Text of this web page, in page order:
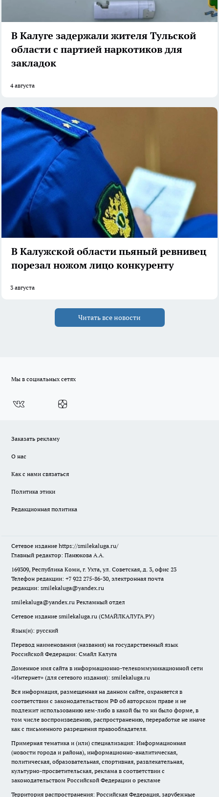
В Калуге задержали жителя Тульской
области с партией наркотиков для
закладок
4 августа
В Калужской области пьяный ревнивец
порезал ножом лицо конкуренту
3 августа
Читать все новости
Мы в социальных сетях
Заказать рекламу
О нас
Как с нами связаться
Политика этики
Редакционная политика
Сетевое издание https://smilekaluga.ru/
Главный редактор: Панюкова А.А.
169309, Республика Коми, г. Ухта, ул. Советская, д. 3, офис 23
Телефон редакции: +7 922 275-86-30, электронная почта
редакции: smilekaluga@yandex.ru
smilekaluga@yandex.ru Рекламный отдел
Сетевое издание smilekaluga.ru (СМАЙЛКАЛУГА.РУ)
Язык(и): русский
Перевод наименования (названия) на государственный язык
Российской Федерации: Смайл Калуга
Доменное имя сайта в информационно-телекоммуникационной сети
«Интернет» (для сетевого издания): smilekaluga.ru
Вся информация, размещенная на данном сайте, охраняется в
соответствии с законодательством РФ об авторском праве и не
подлежит использованию кем-либо в какой бы то ни было форме, в
том числе воспроизведению, распространению, переработке не иначе
как с письменного разрешения правообладателя.
Примерная тематика и (или) специализация: Информационная
(новости города и района), информационно-аналитическая,
политическая, образовательная, спортивная, развлекательная,
культурно-просветительская, реклама в соответствии с
законодательством Российской Федерации о рекламе
Территория распространения: Российская Федерация, зарубежные